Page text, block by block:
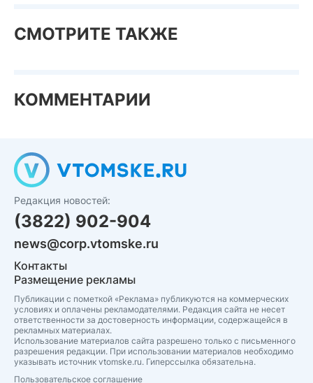
СМОТРИТЕ ТАКЖЕ
КОММЕНТАРИИ
Редакция новостей:
(3822) 902-904
news@corp.vtomske.ru
Контакты
Размещение рекламы
Публикации с пометкой «Реклама» публикуются на коммерческих
условиях и оплачены рекламодателями. Редакция сайта не несет
ответственности за достоверность информации, содержащейся в
рекламных материалах.
Использование материалов сайта разрешено только с письменного
разрешения редакции. При использовании материалов необходимо
указывать источник vtomske.ru. Гиперссылка обязательна.
Пользовательское соглашение